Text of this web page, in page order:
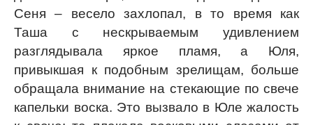
Сеня – весело захлопал, в то время как
Таша с нескрываемым удивлением
разглядывала яркое пламя, а Юля,
привыкшая к подобным зрелищам, больше
обращала внимание на стекающие по свече
капельки воска. Это вызвало в Юле жалость